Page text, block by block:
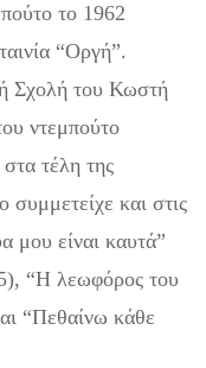
το 1962
“Οργή”.
Σχολή του Κωστή
ντεμπούτο
τέλη της
συμμετείχε και στις
μου είναι καυτά”
“Η λεωφόρος του
“Πεθαίνω κάθε